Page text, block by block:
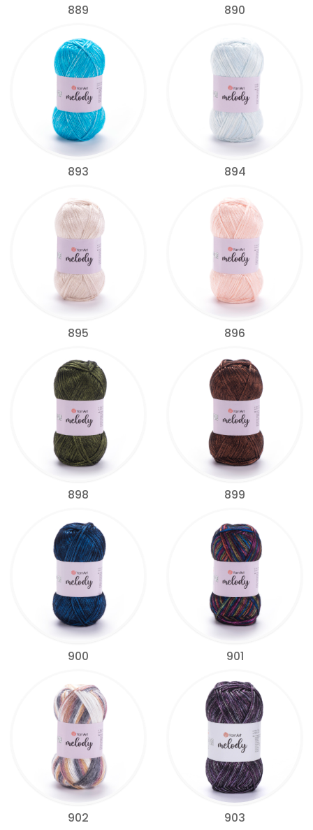
889 890
893 894
895 896
898 899
900 901
902 903